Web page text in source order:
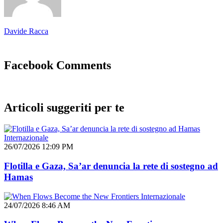
Davide Racca
Facebook Comments
Articoli suggeriti per te
Internazionale
26/07/2026 12:09 PM
Flotilla e Gaza, Sa’ar denuncia la rete di sostegno ad
Hamas
Internazionale
24/07/2026 8:46 AM